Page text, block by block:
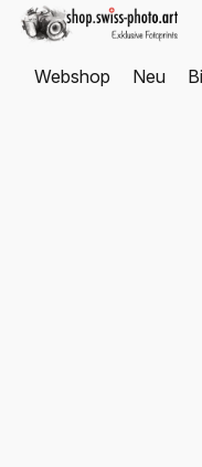
Webshop Neu